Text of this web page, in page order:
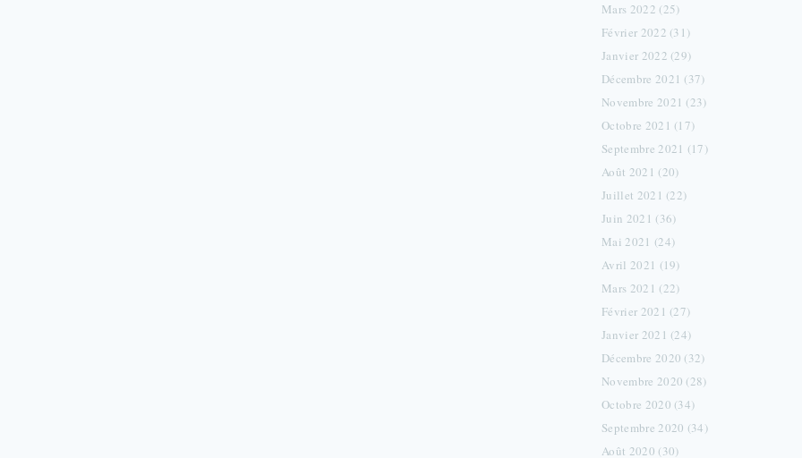
Mars 2022 (25)
Février 2022 (31)
Janvier 2022 (29)
Décembre 2021 (37)
Novembre 2021 (23)
Octobre 2021 (17)
Septembre 2021 (17)
Août 2021 (20)
Juillet 2021 (22)
Juin 2021 (36)
Mai 2021 (24)
Avril 2021 (19)
Mars 2021 (22)
Février 2021 (27)
Janvier 2021 (24)
Décembre 2020 (32)
Novembre 2020 (28)
Octobre 2020 (34)
Septembre 2020 (34)
Août 2020 (30)